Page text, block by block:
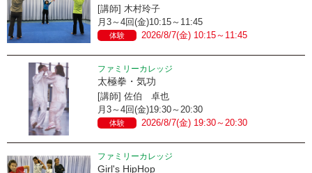
[講師] 木村玲子
月3～4回(金)10:15～11:45
体験 2026/8/7(金) 10:15～11:45
ファミリーカレッジ
太極拳・気功
[講師] 佐伯 卓也
月3～4回(金)19:30～20:30
体験 2026/8/7(金) 19:30～20:30
ファミリーカレッジ
Girl's HipHop